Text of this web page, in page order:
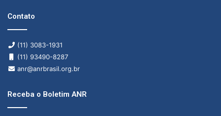
Contato
(11) 3083-1931
(11) 93490-8287
anr@anrbrasil.org.br
Receba o Boletim ANR